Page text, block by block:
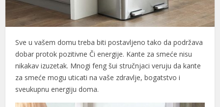
Sve u vašem domu treba biti postavljeno tako da podržava
dobar protok pozitivne Či energije. Kante za smeće nisu
nikakav izuzetak. Mnogi feng šui stručnjaci veruju da kante
za smeće mogu uticati na vaše zdravlje, bogatstvo i
sveukupnu energiju doma.